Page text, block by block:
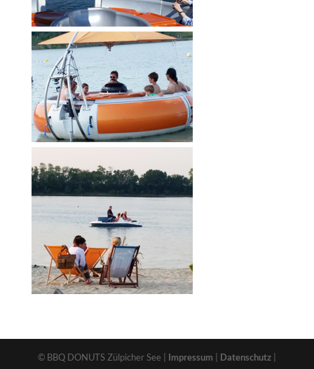
© BBQ DONUTS Zülpicher See | Impressum Datenschutz